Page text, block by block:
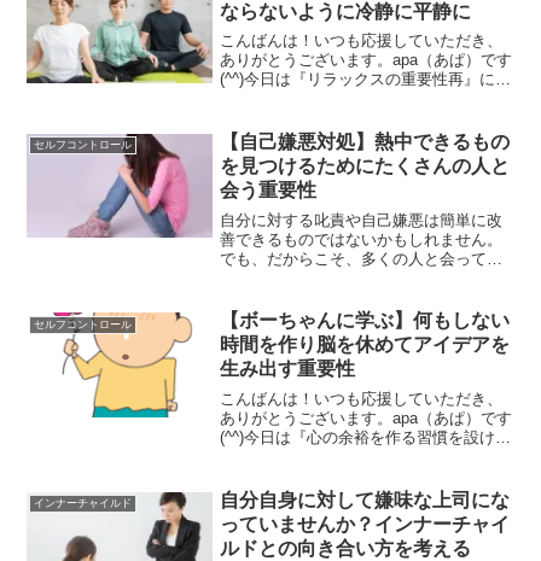
ならないように冷静に平静に
こんばんは！いつも応援していただき、
ありがとうございます。apa（あぱ）です
(^^)今日は『リラックスの重要性再』につ
うとき。あなたはどれくらいあります
か？僕はしょっちゅうあ...
セルフコントロール
【自己嫌悪対処】熱中できるもの
を見つけるためにたくさんの人と
会う重要性
自分に対する叱責や自己嫌悪は簡単に改
善できるものではないかもしれません。
でも、だからこそ、多くの人と会って自
セルフコントロール
【ボーちゃんに学ぶ】何もしない
時間を作り脳を休めてアイデアを
生み出す重要性
こんばんは！いつも応援していただき、
ありがとうございます。apa（あぱ）です
(^^)今日は『心の余裕を作る習慣を設ける
ついて振り返ってみると、決して、「ア
イデア」とか「...
インナーチャイルド
自分自身に対して嫌味な上司にな
っていませんか？インナーチャイ
ルドとの向き合い方を考える